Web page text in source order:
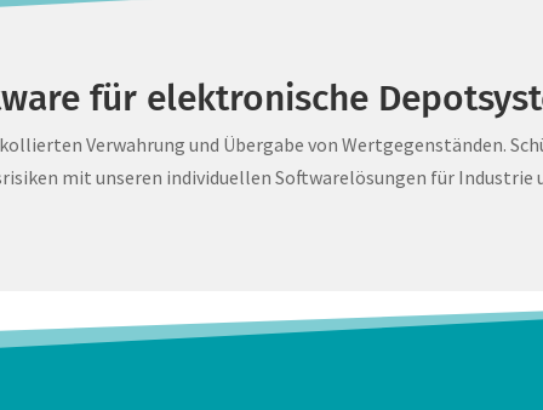
für elektronische
Verwahrung und Übergabe von Wertgegenständen.
mit unseren individuellen Softwarelösungen für Industrie